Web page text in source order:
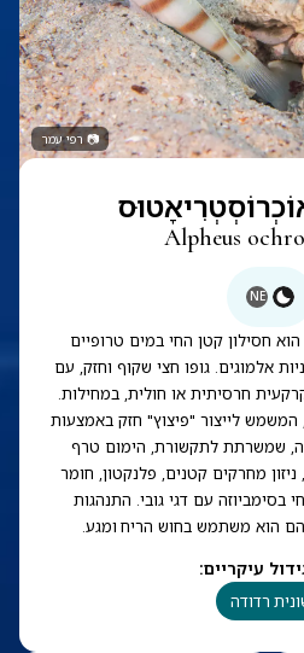
📷 רפי עמר
Alpheus
NE
חסילון קטן החי במים טרופיים
אלמוגים. גופו חצי שקוף וחזק, עם
חרסיתית או חולית, במחילות.
המשמש לייצור "פיצוץ" חזק באמצעות
שמשרתת לתקשורת, הימום טרף
מחרקים קטנים, פלנקטון, חומר
בסימביוזה עם דגי גובי. התנהגות
הוא משתמש בחוש הריח ומגע.
עיקריים:
רדודה